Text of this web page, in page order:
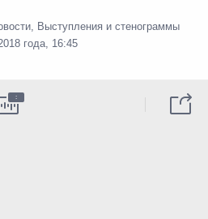
, Выступления и стенограммы
года, 16:45
: